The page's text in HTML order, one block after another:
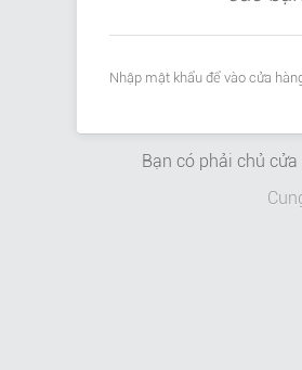
Nhập mật khẩu để vào cửa
Bạn có phải chủ